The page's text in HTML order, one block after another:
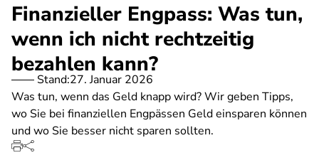
Finanzieller Engpass: Was tun,
wenn ich nicht rechtzeitig
bezahlen kann?
Stand:27. Januar 2026
Was tun, wenn das Geld knapp wird? Wir geben Tipps,
wo Sie bei finanziellen Engpässen Geld einsparen können
und wo Sie besser nicht sparen sollten.